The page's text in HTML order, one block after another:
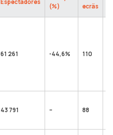
Espectadores
(%)
ecrãs
61 261 -44,6% 110
43 791 – 88